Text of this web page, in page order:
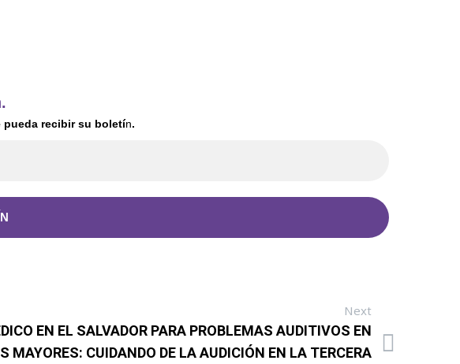
.
pueda recibir su boletín.
Next
EN EL SALVADOR PARA PROBLEMAS AUDITIVOS EN
MAYORES: CUIDANDO DE LA AUDICIÓN EN LA TERCERA